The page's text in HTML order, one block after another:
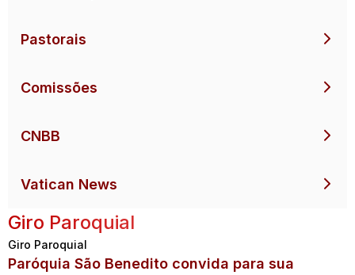
Pastorais
Comissões
CNBB
Vatican News
Giro Paroquial
Giro Paroquial
Paróquia São Benedito convida para sua